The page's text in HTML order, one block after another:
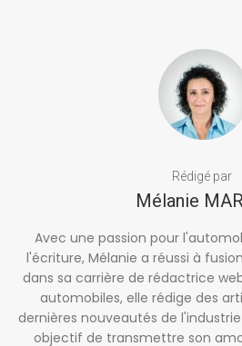
Rédigé par
Mélanie
Avec une passion pour
l'écriture, Mélanie a réussi à
dans sa carrière de rédactrice
automobiles, elle rédige des
dernières nouveautés de
objectif de transmettre son